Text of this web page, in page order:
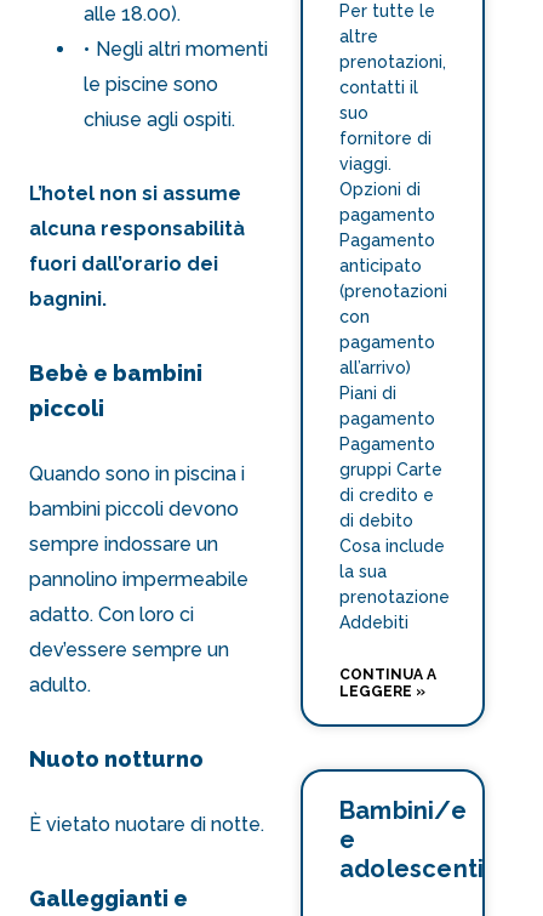
alle 18.00).
Negli altri momenti
le piscine sono
chiuse agli ospiti.
L’hotel non si assume
alcuna responsabilità
fuori dall’orario dei
bagnini.
Bebè e bambini
piccoli
Quando sono in piscina i
bambini piccoli devono
sempre indossare un
pannolino impermeabile
adatto. Con loro ci
dev’essere sempre un
adulto.
Nuoto notturno
È vietato nuotare di notte.
Galleggianti e
Per tutte le
altre
prenotazioni,
contatti il
suo
fornitore di
viaggi.
Opzioni di
pagamento
Pagamento
anticipato
(prenotazioni
con
pagamento
all’arrivo)
Piani di
pagamento
Pagamento
gruppi Carte
di credito e
di debito
Cosa include
la sua
prenotazione
Addebiti
CONTINUA A
LEGGERE »
Bambini/e
e
adolescenti